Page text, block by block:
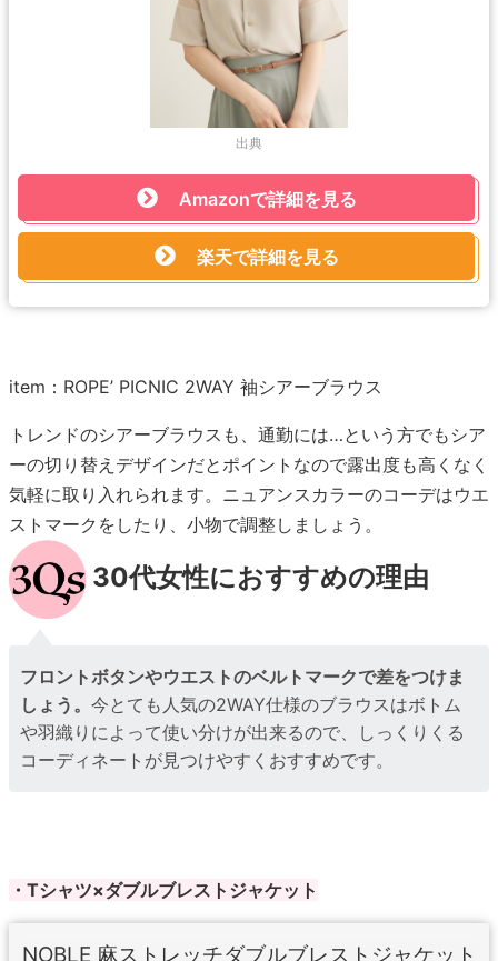
出典
Amazonで詳細を見る
楽天で詳細を見る
item：ROPE’ PICNIC 2WAY 袖シアーブラウス
トレンドのシアーブラウスも、通勤には…という方でもシア
ーの切り替えデザインだとポイントなので露出度も高くなく
気軽に取り入れられます。ニュアンスカラーのコーデはウエ
ストマークをしたり、小物で調整しましょう。
30代女性におすすめの理由
フロントボタンやウエストのベルトマークで差をつけま
しょう。今とても人気の2WAY仕様のブラウスはボトム
や羽織りによって使い分けが出来るので、しっくりくる
コーディネートが見つけやすくおすすめです。
・Tシャツ×ダブルブレストジャケット
NOBLE 麻ストレッチダブルブレストジャケット